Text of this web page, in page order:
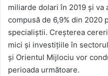
miliarde dolari în 2019 și va
compusă de 6,9% din 2020
specialiștii. Creșterea
mici și investițiile în
și Orientul Mijlociu vor
perioada următoare.